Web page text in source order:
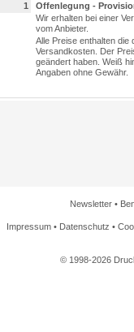
1
Offenlegung -
Wir erhalten bei einer
vom Anbieter.
Alle Preise enthalten die
Versandkosten. Der
geändert haben. Weiß
Angaben ohne Gewähr.
Newsletter•
Impressum• Datenschutz •
© 1998-2026